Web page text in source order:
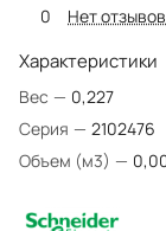
0 Нет отзывов
Характеристики
Вес — 0,227
Серия — 2102476
Объем (м3) —